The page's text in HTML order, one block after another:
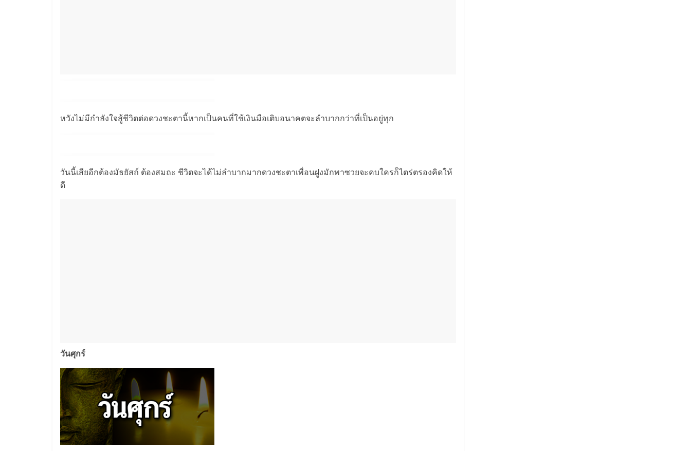
หวังไม่มีกำลังใจสู้ชีวิตต่อดวงชะตานี้หากเป็นคนที่ใช้เงินมือเติบอนาคตจะลำบากกว่าที่เป็นอยู่ทุก
วันนี้เสียอีกต้องมัธยัสถ์ ต้องสมถะ ชีวิตจะได้ไม่ลำบากมากดวงชะตาเพื่อนฝูงมักพาซวยจะคบใครก็ไตร่ตรองคิดให้
ดี
วันศุกร์